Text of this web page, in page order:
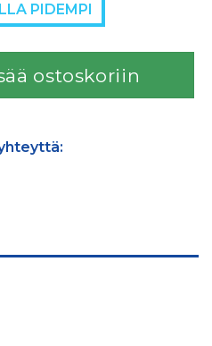
PIDEMPI
ostoskoriin